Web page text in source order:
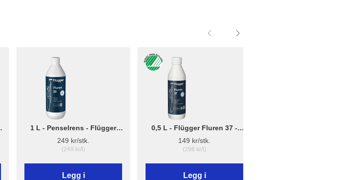
1 L - Penselrens - Flügger
Fluren 59
249 kr/stk.
(249 kr/l)
Legg i
0,5 L - Flügger Fluren 37 -
Grunnrengjøring
149 kr/stk.
(298 kr/l)
Legg i